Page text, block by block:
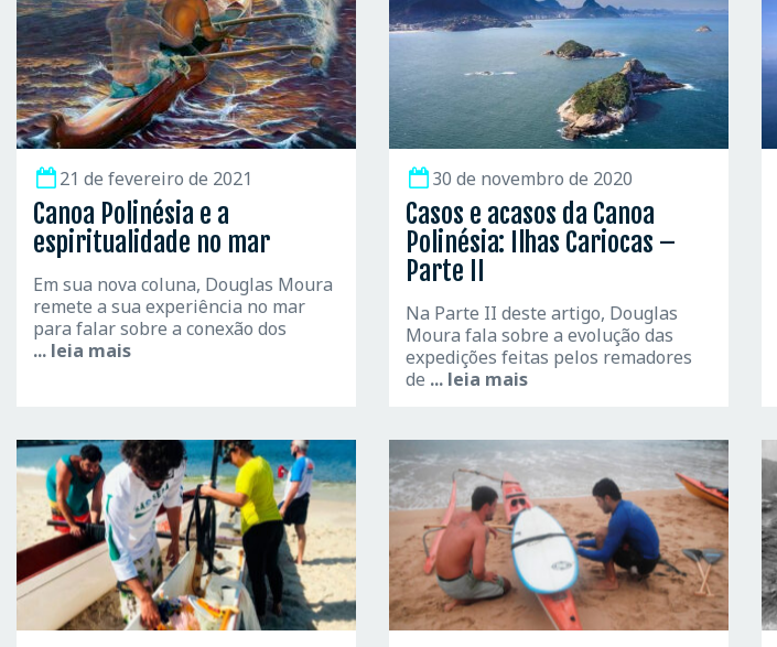
21 de fevereiro de 2021
Canoa Polinésia e a
espiritualidade no mar
Em sua nova coluna, Douglas Moura
remete a sua experiência no mar
para falar sobre a conexão dos
... leia mais
30 de novembro de 2020
Casos e acasos da Canoa
Polinésia: Ilhas Cariocas –
Parte II
Na Parte II deste artigo, Douglas
Moura fala sobre a evolução das
expedições feitas pelos remadores
de ... leia mais